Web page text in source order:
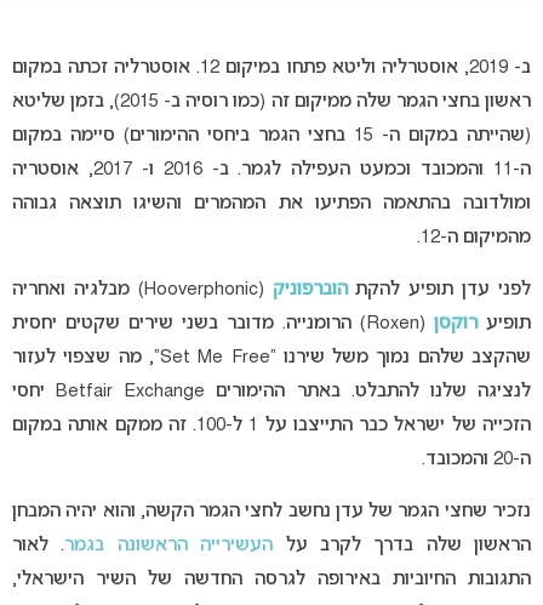
ב- 2019, אוסטרליה וליטא פתחו במיקום 12. אוסטרליה זכתה במקום
ראשון בחצי הגמר שלה ממיקום זה (כמו רוסיה ב- 2015), בזמן שליטא
(שהייתה במקום ה- 15 בחצי הגמר ביחסי ההימורים) סיימה במקום
ה-11 והמכובד וכמעט העפילה לגמר. ב- 2016 ו- 2017, אוסטריה
ומולדובה בהתאמה הפתיעו את המהמרים והשיגו תוצאה גבוהה
מהמיקום ה-12.
לפני עדן תופיע להקתהוברפוניק
(Hooverphonic) מבלגיה ואחריה
תופיערוקסן
(Roxen) הרומנייה. מדובר בשני שירים שקטים יחסית
שהקצב שלהם נמוך משל שירנו “Set Me Free”, מה שצפוי לעזור
לנציגה שלנו להתבלט. באתר ההימורים Betfair Exchange יחסי
הזכייה של ישראל כבר התייצבו על 1 ל-100. זה ממקם אותה במקום
ה-20 והמכובד.
נזכיר שחצי הגמר של עדן נחשב לחצי הגמר הקשה, והוא יהיה המבחן
הראשון שלה בדרך לקרב על העשירייה הראשונה בגמר. לאור
התגובות החיוביות באירופה לגרסה החדשה של השיר הישראלי,